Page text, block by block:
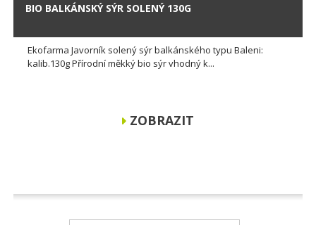
BIO BALKÁNSKÝ SÝR SOLENÝ 130G
Ekofarma Javorník solený sýr balkánského typu Baleni:
kalib.130g Přírodní měkký bio sýr vhodný k...
ZOBRAZIT